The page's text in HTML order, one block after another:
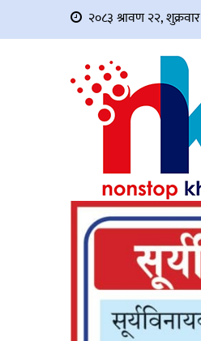
२०८३ श्रावण २२, शुक्रवार